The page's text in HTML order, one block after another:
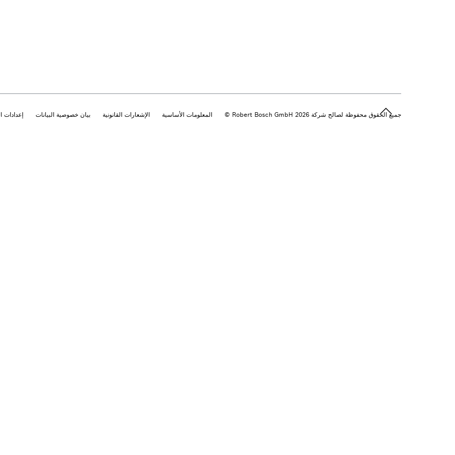
المعلومات الأساسية الإشعارات القانونية بيان خصوصية البيانات إعدادات جميع الحقوق محفوظة لصالح شركة 2026 ‎© Robert Bosch GmbH